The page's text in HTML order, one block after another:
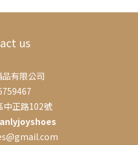
us
有限公司
中正路102號